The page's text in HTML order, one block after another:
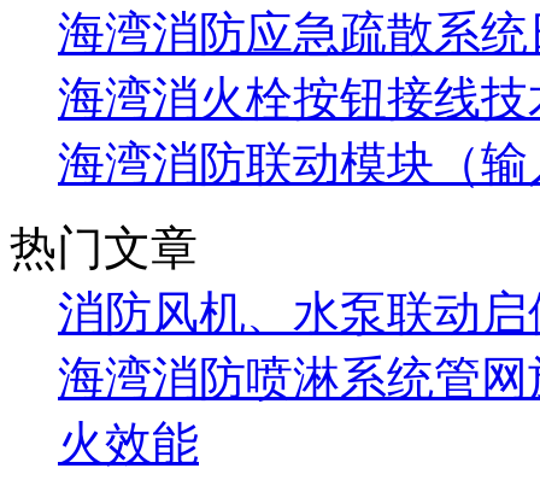
海湾消防应急疏散系
海湾消火栓按钮接线
海湾消防联动模块（
热门文章
消防风机、水泵联动
海湾消防喷淋系统管
火效能